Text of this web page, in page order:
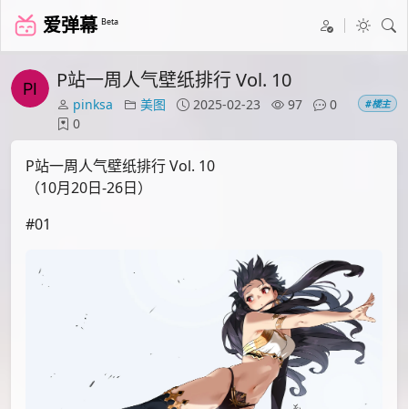
爱弹幕 Beta
P站一周人气壁纸排行 Vol. 10
pinksa 美图 2025-02-23 97
0
0
#楼主
P站一周人气壁纸排行 Vol. 10
（10月20日-26日）
#01